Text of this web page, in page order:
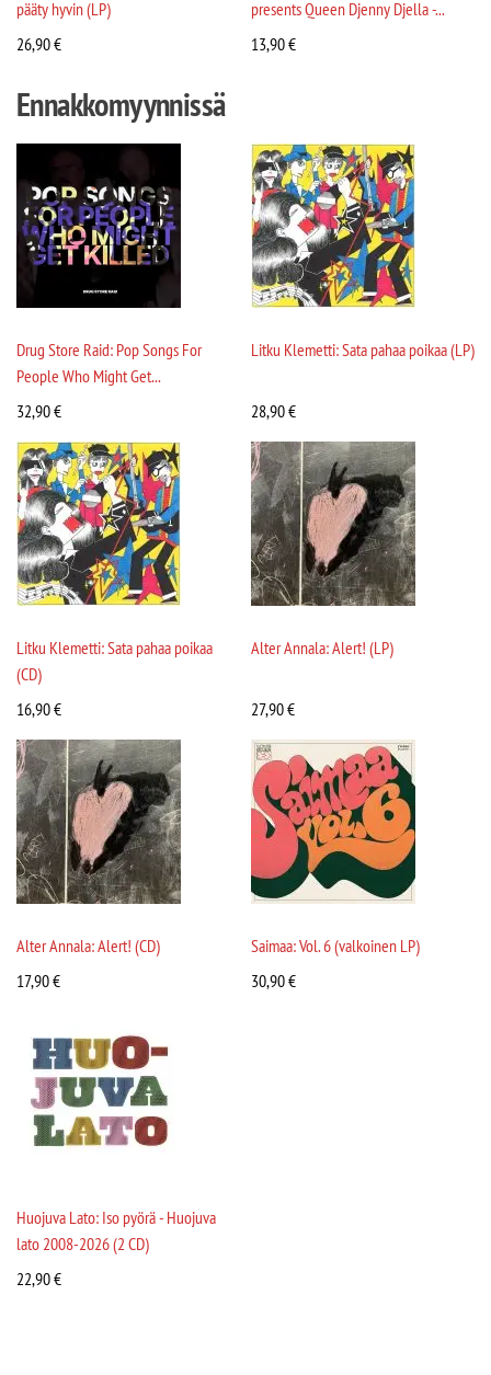
pääty hyvin (LP)
26,90€
presents Queen Djenny Djella -...
13,90€
Ennakkomyynnissä
Drug Store Raid: Pop Songs For
People Who Might Get...
32,90€
Litku Klemetti: Sata pahaa poikaa (LP)
28,90€
Litku Klemetti: Sata pahaa poikaa
(CD)
16,90€
Alter Annala: Alert! (LP)
27,90€
Alter Annala: Alert! (CD)
17,90€
Saimaa: Vol. 6 (valkoinen LP)
30,90€
Huojuva Lato: Iso pyörä - Huojuva
lato 2008-2026 (2 CD)
22,90€